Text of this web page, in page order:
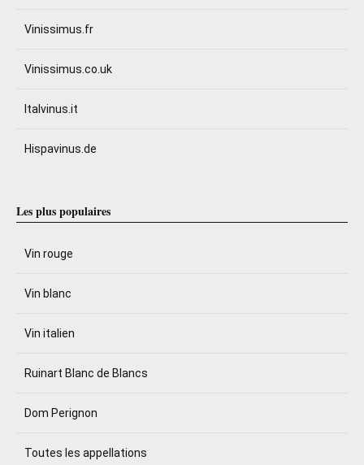
Vinissimus.fr
Vinissimus.co.uk
Italvinus.it
Hispavinus.de
Les plus populaires
Vin rouge
Vin blanc
Vin italien
Ruinart Blanc de Blancs
Dom Perignon
Toutes les appellations